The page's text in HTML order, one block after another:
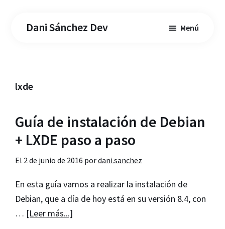
Dani Sánchez Dev Menú
lxde
Guía de instalación de Debian
+ LXDE paso a paso
El 2 de junio de 2016 pordani.sanchez
En esta guía vamos a realizar la instalación de
Debian, que a día de hoy está en su versión 8.4, con
… [Leer más...]